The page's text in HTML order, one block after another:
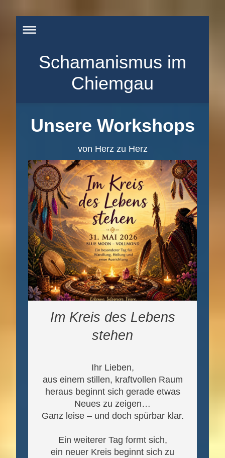
Schamanismus im
Chiemgau
Unsere Workshops
von Herz zu Herz
Im Kreis des Lebens
stehen
Ihr Lieben,
aus einem stillen, kraftvollen Raum
heraus beginnt sich gerade etwas
Neues zu zeigen…
Ganz leise – und doch spürbar klar.
Ein weiterer Tag formt sich,
ein neuer Kreis beginnt sich zu